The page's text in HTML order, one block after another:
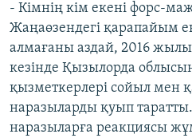
- Кімнің кім екені форс-
Жаңаөзендегі қарапайым
алмағаны аздай, 2016
кезінде Қызылорда
қызметкерлері сойыл мен
наразыларды қуып
наразыларға реакциясы